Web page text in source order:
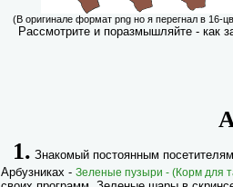
(В оригинале формат png но я перегнал в 16-
Рассмотрите и поразмышляйте - как
1. Знакомый постоянным
Арбузниках - Зеленые пузыри - (Корм для